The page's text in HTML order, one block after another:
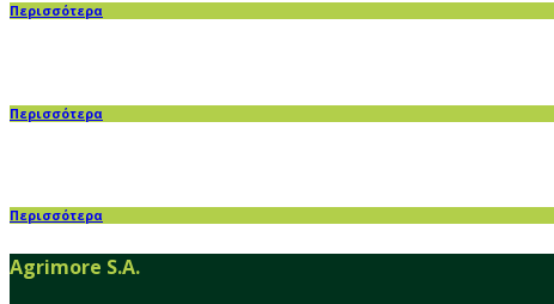
Περισσότερα
Περισσότερα
Περισσότερα
Agrimore S.A.